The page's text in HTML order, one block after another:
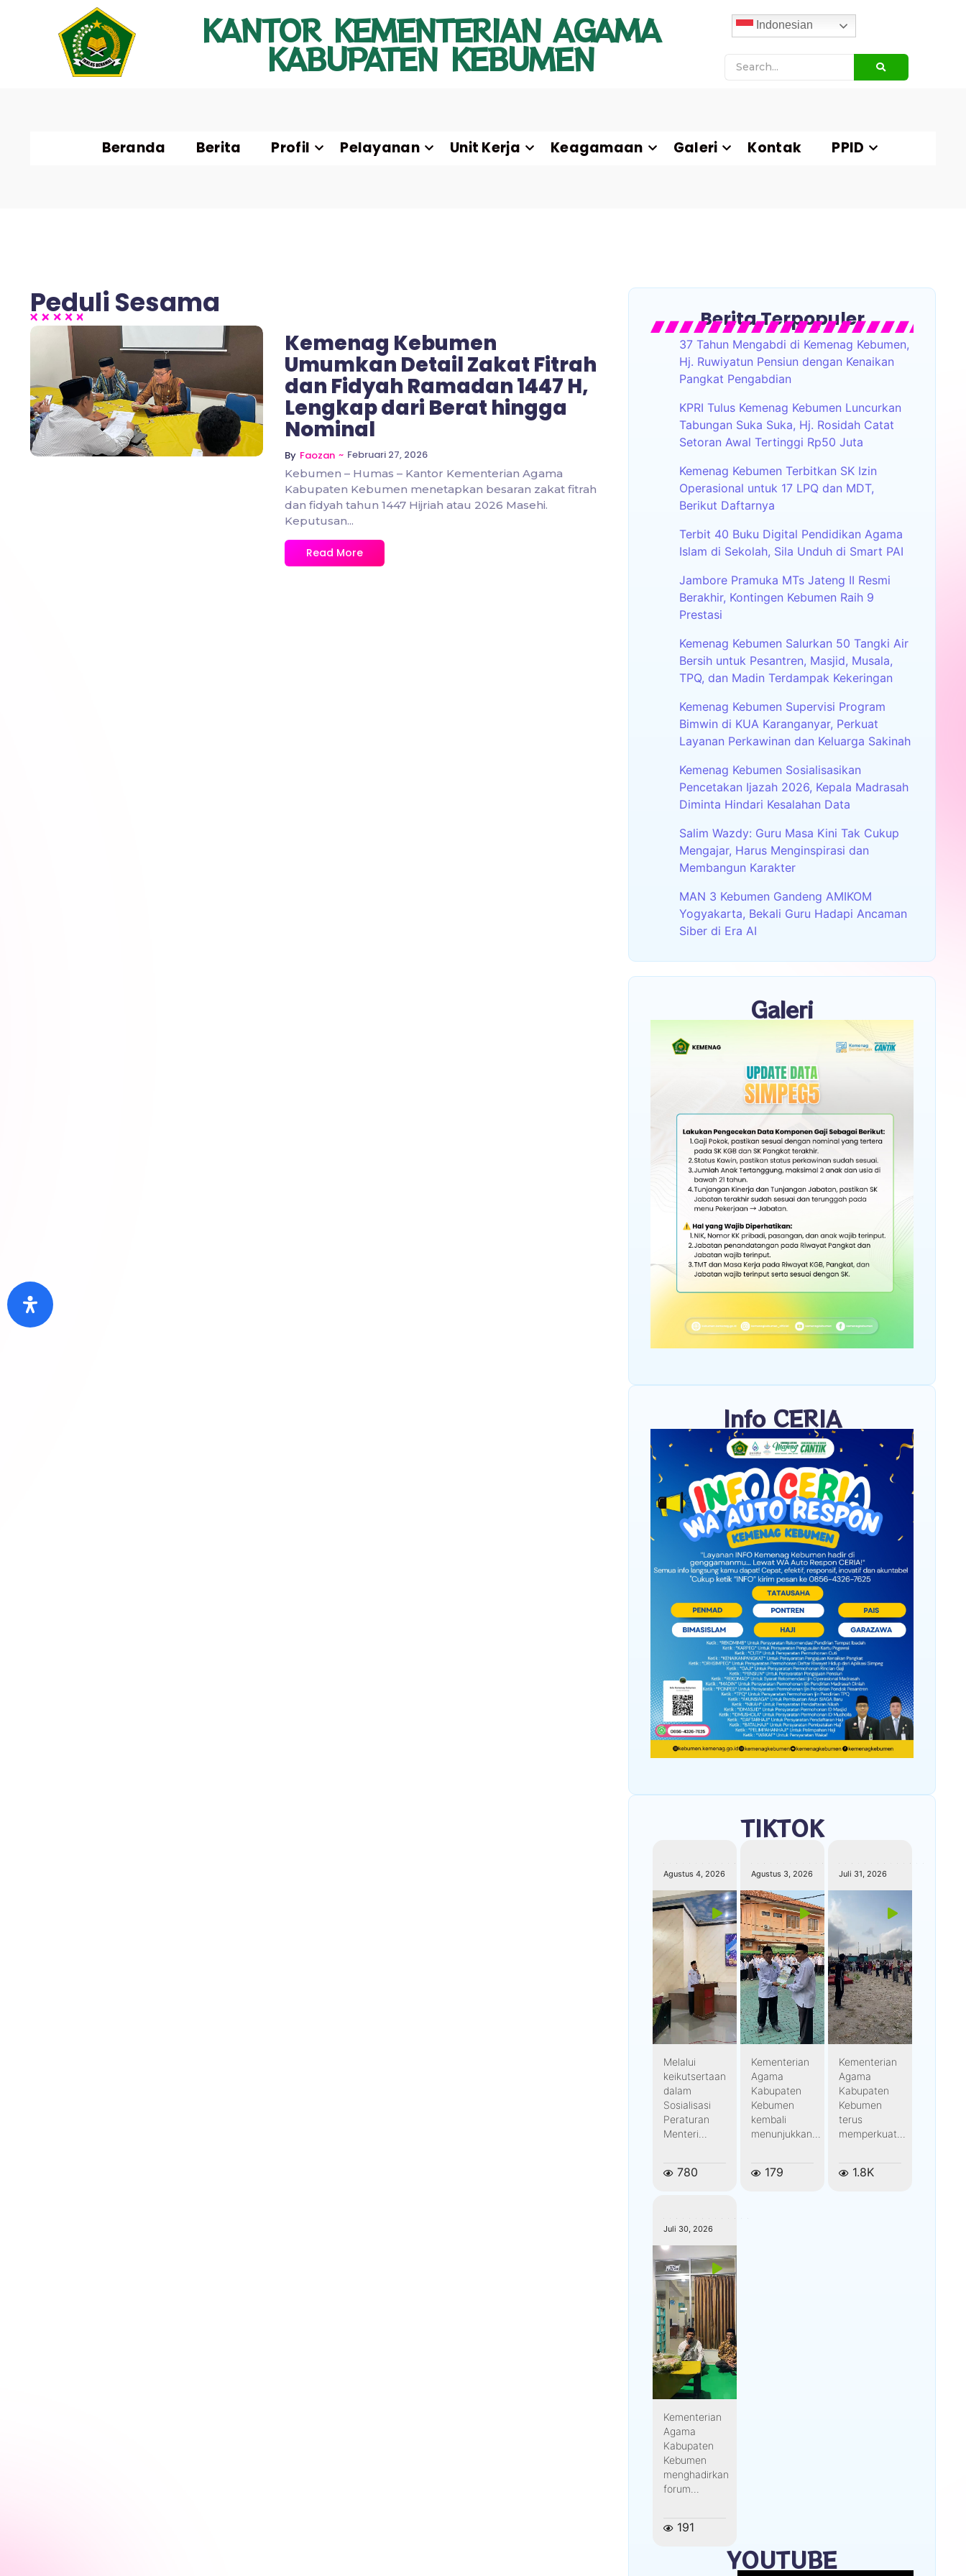
KANTOR KEMENTERIAN AGAMA
KABUPATEN KEBUMEN
Indonesian
Beranda Berita Profil Pelayanan Unit Kerja Keagamaan Galeri Kontak PPID
Peduli Sesama
No Comments
Kemenag Kebumen
Umumkan Detail Zakat Fitrah
dan Fidyah Ramadan 1447 H,
Lengkap dari Berat hingga
Nominal
By Faozan ~ Februari 27, 2026
Kebumen – Humas – Kantor Kementerian Agama
Kabupaten Kebumen menetapkan besaran zakat fitrah
dan fidyah tahun 1447 Hijriah atau 2026 Masehi.
Keputusan...
Read More
Berita Terpopuler
37 Tahun Mengabdi di Kemenag Kebumen,
Hj. Ruwiyatun Pensiun dengan Kenaikan
Pangkat Pengabdian
KPRI Tulus Kemenag Kebumen Luncurkan
Tabungan Suka Suka, Hj. Rosidah Catat
Setoran Awal Tertinggi Rp50 Juta
Kemenag Kebumen Terbitkan SK Izin
Operasional untuk 17 LPQ dan MDT,
Berikut Daftarnya
Terbit 40 Buku Digital Pendidikan Agama
Islam di Sekolah, Sila Unduh di Smart PAI
Jambore Pramuka MTs Jateng II Resmi
Berakhir, Kontingen Kebumen Raih 9
Prestasi
Kemenag Kebumen Salurkan 50 Tangki Air
Bersih untuk Pesantren, Masjid, Musala,
TPQ, dan Madin Terdampak Kekeringan
Kemenag Kebumen Supervisi Program
Bimwin di KUA Karanganyar, Perkuat
Layanan Perkawinan dan Keluarga Sakinah
Kemenag Kebumen Sosialisasikan
Pencetakan Ijazah 2026, Kepala Madrasah
Diminta Hindari Kesalahan Data
Salim Wazdy: Guru Masa Kini Tak Cukup
Mengajar, Harus Menginspirasi dan
Membangun Karakter
MAN 3 Kebumen Gandeng AMIKOM
Yogyakarta, Bekali Guru Hadapi Ancaman
Siber di Era AI
Galeri
Info CERIA
TIKTOK
Agustus 4, 2026
Melalui
keikutsertaan
dalam
Sosialisasi
Peraturan
Menteri...
780
Agustus 3, 2026
Kementerian
Agama
Kabupaten
Kebumen
kembali
menunjukkan...
179
Juli 31, 2026
Kementerian
Agama
Kabupaten
Kebumen
terus
memperkuat...
1.8K
Juli 30, 2026
Kementerian
Agama
Kabupaten
Kebumen
menghadirkan
forum...
191
YOUTUBE